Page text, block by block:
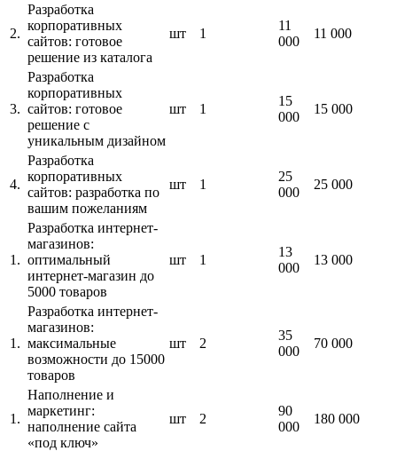
2.
Разработка
корпоративных
сайтов: готовое
решение из каталога
шт 1
11
000
11 000
3.
Разработка
корпоративных
сайтов: готовое
решение с
уникальным дизайном
шт 1
15
000
15 000
4.
Разработка
корпоративных
сайтов: разработка по
вашим пожеланиям
шт 1
25
000
25 000
1.
Разработка интернет-
магазинов:
оптимальный
интернет-магазин до
5000 товаров
шт 1
13
000
13 000
1.
Разработка интернет-
магазинов:
максимальные
возможности до 15000
товаров
шт 2
35
000
70 000
1.
Наполнение и
маркетинг:
наполнение сайта
«под ключ»
шт 2
90
000
180 000